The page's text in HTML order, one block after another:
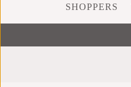
SHOPPERS